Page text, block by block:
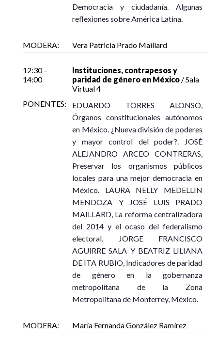
Ver en Youtube
Sensibilidades y feminidades: mujeres desde una
sociología de los cuerpos/emociones
Autoras: Victoria D’hers y Aldana Boragnio
Jueves 12 de noviembre, 13:15 – 14:00
Sala de Presentaciones de Libros
Ver en Youtube
Perspectivas contemporáneas de la investigación en
ciencias sociales
Autor: Miguel Armando López Leyva (Compilador)
Presentadoras: Laura Montes de Oca y Cristina Puga
Modera: Miguel Armando López Leyva
Jueves 12 de noviembre, 16:15 – 17:00
Sala de Presentaciones de Libros
Ver en Youtube
Democracia y ciudadanía. Algunas
reflexiones sobre América Latina.
MODERA: Vera Patricia Prado Maillard
12:30 –
14:00
Instituciones, contrapesos y
paridad de género en México / Sala
Virtual 4
PONENTES:
EDUARDO TORRES ALONSO,
Órganos constitucionales autónomos
en México. ¿Nueva división de poderes
y mayor control del poder?. JOSÉ
ALEJANDRO ARCEO CONTRERAS,
Preservar los organismos públicos
locales para una mejor democracia en
México. LAURA NELLY MEDELLIN
MENDOZA Y JOSÉ LUIS PRADO
MAILLARD, La reforma centralizadora
del 2014 y el ocaso del federalismo
electoral. JORGE FRANCISCO
AGUIRRE SALA Y BEATRIZ LILIANA
DE ITA RUBIO, Indicadores de paridad
de género en la gobernanza
metropolitana de la Zona
Metropolitana de Monterrey, México.
MODERA: María Fernanda González Ramírez